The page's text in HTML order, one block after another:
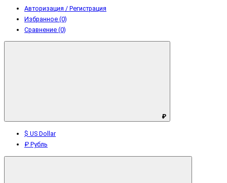
Авторизация / Регистрация
Избранное (0)
Сравнение (0)
₽
$ US Dollar
₽ Рубль